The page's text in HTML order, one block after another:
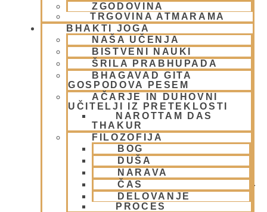
ZGODOVINA
TRGOVINA ATMARAMA
BHAKTI JOGA
NAŠA UČENJA
BISTVENI NAUKI
ŠRILA PRABHUPADA
BHAGAVAD GITA
GOSPODOVA PESEM
AČARJE IN DUHOVNI
UČITELJI IZ PRETEKLOSTI
NAROTTAM DAS
THAKUR
FILOZOFIJA
BOG
DUŠA
NARAVA
ČAS
DELOVANJE
PROCES